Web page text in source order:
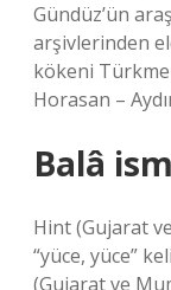
Gündüz’ün
arşivlerinden
kökeni
Horasan –
Balâ
Hint (Gujarat
“yüce, yüce”
(Gujarat ve